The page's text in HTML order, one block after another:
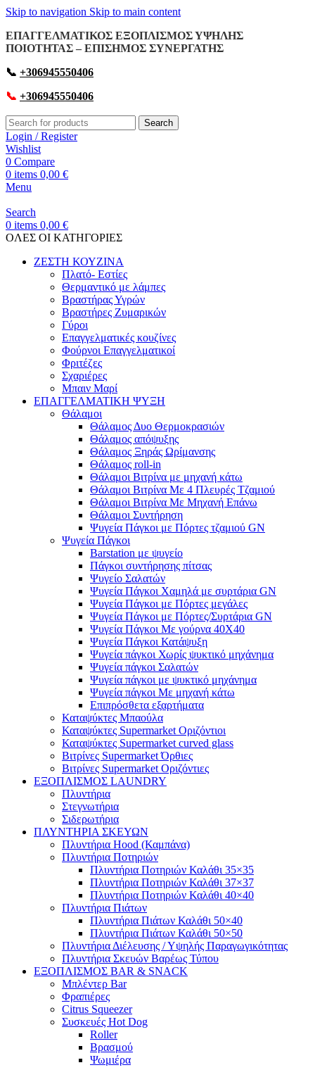
Skip to navigation Skip to main content
ΕΠΑΓΓΕΛΜΑΤΙΚΟΣ ΕΞΟΠΛΙΣΜΟΣ ΥΨΗΛΗΣ
ΠΟΙΟΤΗΤΑΣ – ΕΠΙΣΗΜΟΣ ΣΥΝΕΡΓΑΤΗΣ
📞 +306945550406
📞 +306945550406
Search
Login / Register
Wishlist
0 Compare
0 items 0,00 €
Menu
Search
0 items 0,00 €
OΛΕΣ ΟΙ ΚΑΤΗΓΟΡΙΕΣ
ΖΕΣΤΗ ΚΟΥΖΙΝΑ
Πλατό- Εστίες
Θερμαντικό με λάμπες
Βραστήρας Υγρών
Βραστήρες Ζυμαρικών
Γύροι
Επαγγελματικές κουζίνες
Φούρνοι Επαγγελματικοί
Φριτέζες
Σχαριέρες
Μπαιν Μαρί
ΕΠΑΓΓΕΛΜΑΤΙΚΗ ΨΥΞΗ
Θάλαμοι
Θάλαμος Δυο Θερμοκρασιών
Θάλαμος απόψυξης
Θάλαμος Ξηράς Ωρίμανσης
Θάλαμος roll-in
Θάλαμοι Βιτρίνα με μηχανή κάτω
Θάλαμοι Βιτρίνα Με 4 Πλευρές Τζαμιού
Θάλαμοι Βιτρίνα Με Μηχανή Επάνω
Θάλαμοι Συντήρηση
Ψυγεία Πάγκοι με Πόρτες τζαμιού GN
Ψυγεία Πάγκοι
Barstation με ψυγείο
Πάγκοι συντήρησης πίτσας
Ψυγείο Σαλατών
Ψυγεία Πάγκοι Χαμηλά με συρτάρια GN
Ψυγεία Πάγκοι με Πόρτες μεγάλες
Ψυγεία Πάγκοι με Πόρτες/Συρτάρια GN
Ψυγεία Πάγκοι Με γούρνα 40Χ40
Ψυγεία Πάγκοι Κατάψυξη
Ψυγεία πάγκοι Χωρίς ψυκτικό μηχάνημα
Ψυγεία πάγκοι Σαλατών
Ψυγεία πάγκοι με ψυκτικό μηχάνημα
Ψυγεία πάγκοι Με μηχανή κάτω
Επιπρόσθετα εξαρτήματα
Καταψύκτες Μπαούλα
Καταψύκτες Supermarket Οριζόντιοι
Καταψύκτες Supermarket curved glass
Βιτρίνες Supermarket Όρθιες
Βιτρίνες Supermarket Οριζόντιες
ΕΞΟΠΛΙΣΜΟΣ LAUNDRY
Πλυντήρια
Στεγνωτήρια
Σιδερωτήρια
ΠΛΥΝΤΗΡΙΑ ΣΚΕΥΩΝ
Πλυντήρια Hood (Καμπάνα)
Πλυντήρια Ποτηριών
Πλυντήρια Ποτηριών Καλάθι 35×35
Πλυντήρια Ποτηριών Καλάθι 37×37
Πλυντήρια Ποτηριών Καλάθι 40×40
Πλυντήρια Πιάτων
Πλυντήρια Πιάτων Καλάθι 50×40
Πλυντήρια Πιάτων Καλάθι 50×50
Πλυντήρια Διέλευσης / Υψηλής Παραγωγικότητας
Πλυντήρια Σκευών Βαρέως Τύπου
ΕΞΟΠΛΙΣΜΟΣ BAR & SNACK
Μπλέντερ Bar
Φραπιέρες
Citrus Squeezer
Συσκευές Hot Dog
Roller
Βρασμού
Ψωμιέρα